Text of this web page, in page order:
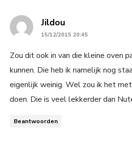
Jildousays:
15/12/2015 20:45
Zou dit ook in van die kleine oven
kunnen. Die heb ik namelijk nog
eigenlijk weinig. Wel zou ik het
doen. Die is veel lekkerder dan
Beantwoorden